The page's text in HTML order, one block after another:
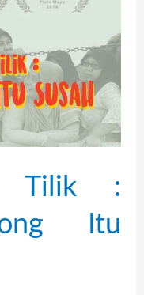
Tilik :
Itu